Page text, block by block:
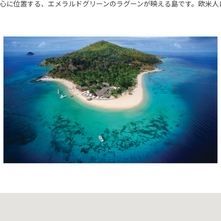
に位置する、エメラルドグリーンのラグーンが映える島です。欧米人